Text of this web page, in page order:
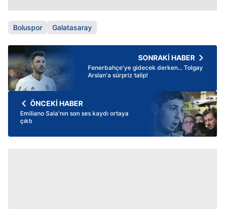
Boluspor Galatasaray
SONRAKİ HABER
Fenerbahçe'ye gidecek derken... Tolgay
Arslan'a sürpriz talip!
ÖNCEKİ HABER
Emiliano Sala'nın son ses kaydı ortaya
çıktı